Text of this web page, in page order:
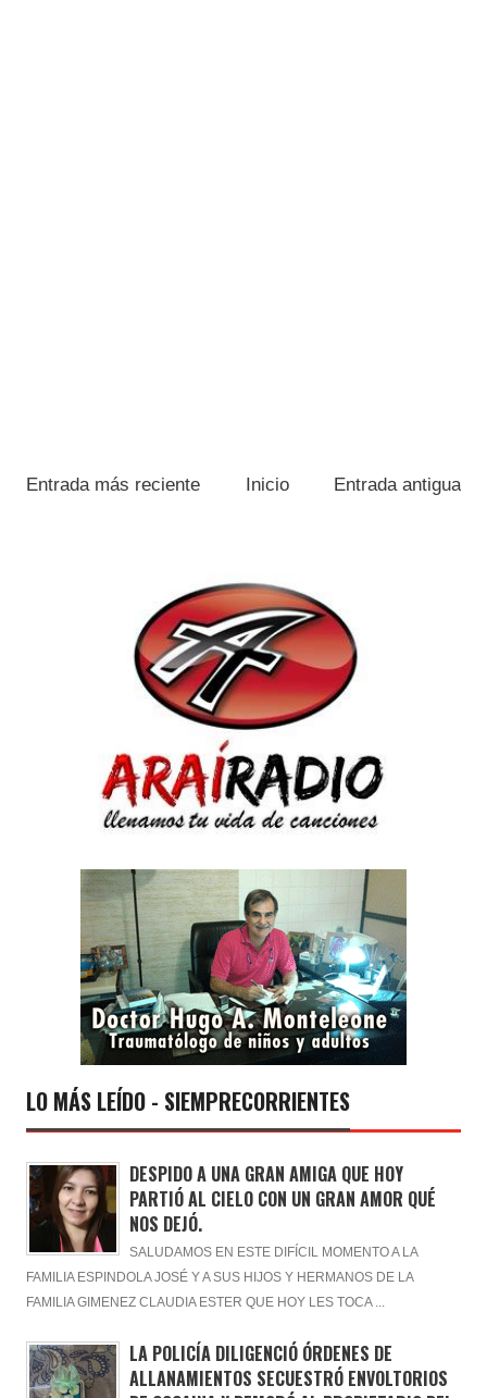
Entrada más reciente Entrada antigua
Inicio
LO MÁS LEÍDO - SIEMPRECORRIENTES
DESPIDO A UNA GRAN AMIGA QUE HOY
PARTIÓ AL CIELO CON UN GRAN AMOR QUÉ
NOS DEJÓ.
SALUDAMOS EN ESTE DIFÍCIL MOMENTO A LA
FAMILIA ESPINDOLA JOSÉ Y A SUS HIJOS Y HERMANOS DE LA
FAMILIA GIMENEZ CLAUDIA ESTER QUE HOY LES TOCA ...
LA POLICÍA DILIGENCIÓ ÓRDENES DE
ALLANAMIENTOS SECUESTRÓ ENVOLTORIOS